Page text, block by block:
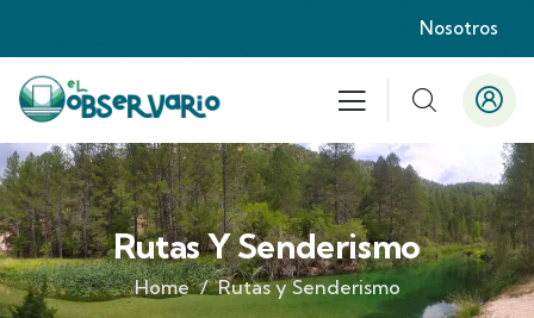
Nosotros
Rutas Y Senderismo
Home Rutas y Senderismo